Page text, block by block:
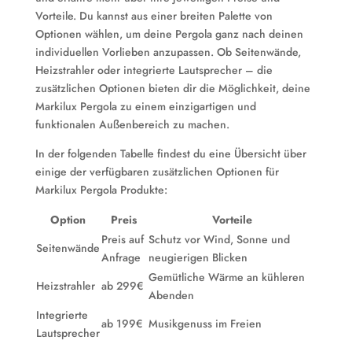
Vorteile. Du kannst aus einer breiten Palette von
Optionen wählen, um deine Pergola ganz nach deinen
individuellen Vorlieben anzupassen. Ob Seitenwände,
Heizstrahler oder integrierte Lautsprecher – die
zusätzlichen Optionen bieten dir die Möglichkeit, deine
Markilux Pergola zu einem einzigartigen und
funktionalen Außenbereich zu machen.
In der folgenden Tabelle findest du eine Übersicht über
einige der verfügbaren zusätzlichen Optionen für
Markilux Pergola Produkte:
Option
Preis
Vorteile
Seitenwände
Preis auf
Anfrage
Schutz vor Wind, Sonne und
neugierigen Blicken
Heizstrahler ab 299€
Gemütliche Wärme an kühleren
Abenden
Integrierte
Lautsprecher
ab 199€ Musikgenuss im Freien